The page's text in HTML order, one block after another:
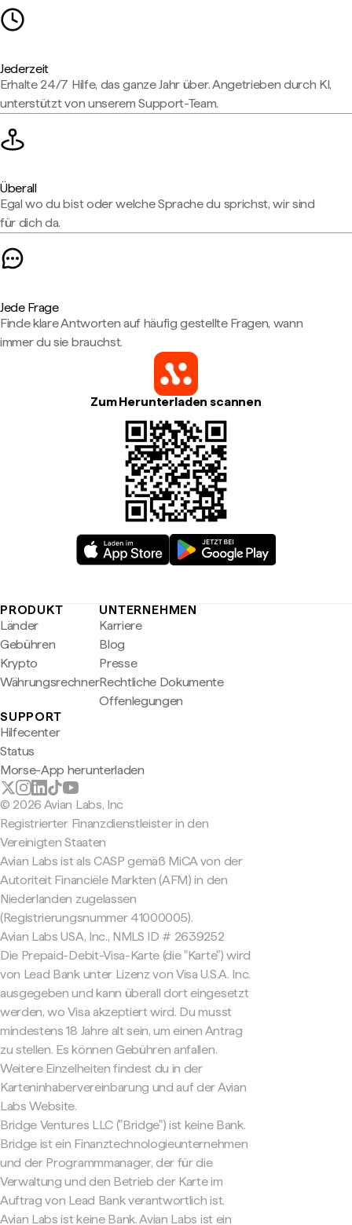
Jederzeit
Erhalte 24/7 Hilfe, das ganze Jahr über. Angetrieben durch KI,
unterstützt von unserem Support-Team.
Überall
Egal wo du bist oder welche Sprache du sprichst, wir sind
für dich da.
Jede Frage
Finde klare Antworten auf häufig gestellte Fragen, wann
immer du sie brauchst.
Zum Herunterladen scannen
PRODUKT
Länder
Gebühren
Krypto
Währungsrechner
UNTERNEHMEN
Karriere
Blog
Presse
Rechtliche Dokumente
Offenlegungen
SUPPORT
Hilfecenter
Status
Morse-App herunterladen
© 2026 Avian Labs, Inc
Registrierter Finanzdienstleister in den
Vereinigten Staaten
Avian Labs ist als CASP gemäß MiCA von der
Autoriteit Financiële Markten (AFM) in den
Niederlanden zugelassen
(Registrierungsnummer 41000005).
Avian Labs USA, Inc., NMLS ID # 2639252
Die Prepaid-Debit-Visa-Karte (die "Karte") wird
von Lead Bank unter Lizenz von Visa U.S.A. Inc.
ausgegeben und kann überall dort eingesetzt
werden, wo Visa akzeptiert wird. Du musst
mindestens 18 Jahre alt sein, um einen Antrag
zu stellen. Es können Gebühren anfallen.
Weitere Einzelheiten findest du in der
Karteninhabervereinbarung und auf der Avian
Labs Website.
Bridge Ventures LLC ("Bridge") ist keine Bank.
Bridge ist ein Finanztechnologieunternehmen
und der Programmmanager, der für die
Verwaltung und den Betrieb der Karte im
Auftrag von Lead Bank verantwortlich ist.
Avian Labs ist keine Bank. Avian Labs ist ein